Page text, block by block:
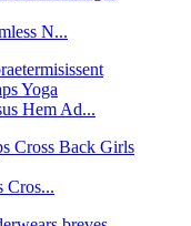
N...
Hem Ad...
Cros...